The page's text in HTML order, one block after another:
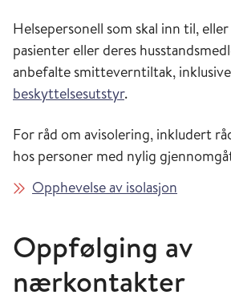
Helsepersonell som skal inn til,
pasienter eller deres
anbefalte smitteverntiltak,
beskyttelsesutstyr.
For råd om avisolering, inkludert
hos personer med nylig
Opphevelse av isolasjon
Oppfølging av
nærkontakter